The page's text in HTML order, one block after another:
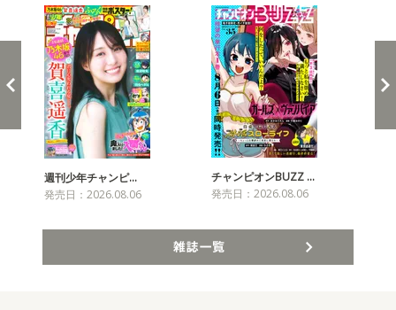
週刊少年チャンピ…
発売日：2026.08.06
チャンピオンBUZZ …
発売日：2026.08.06